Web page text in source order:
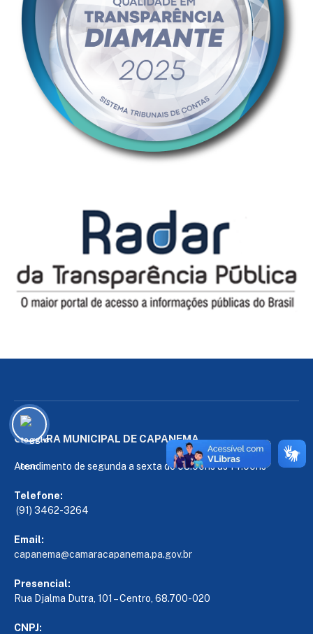
CÂMARA MUNICIPAL DE CAPANEMA
Atendimento de segunda a sexta de 08:00hs às 14:00hs
Telefone:
(91) 3462-3264
Email:
capanema@camaracapanema.pa.gov.br
Presencial:
Rua Djalma Dutra, 101 – Centro, 68.700-020
CNPJ: